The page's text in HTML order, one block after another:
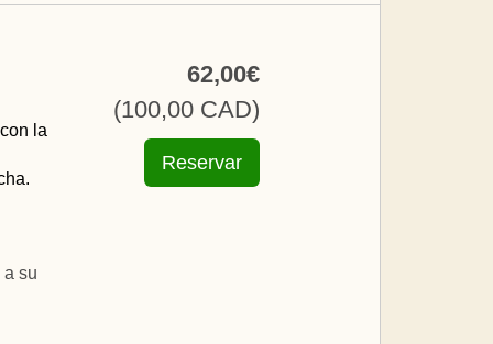
la
su
62,00€
(100,00 CAD)